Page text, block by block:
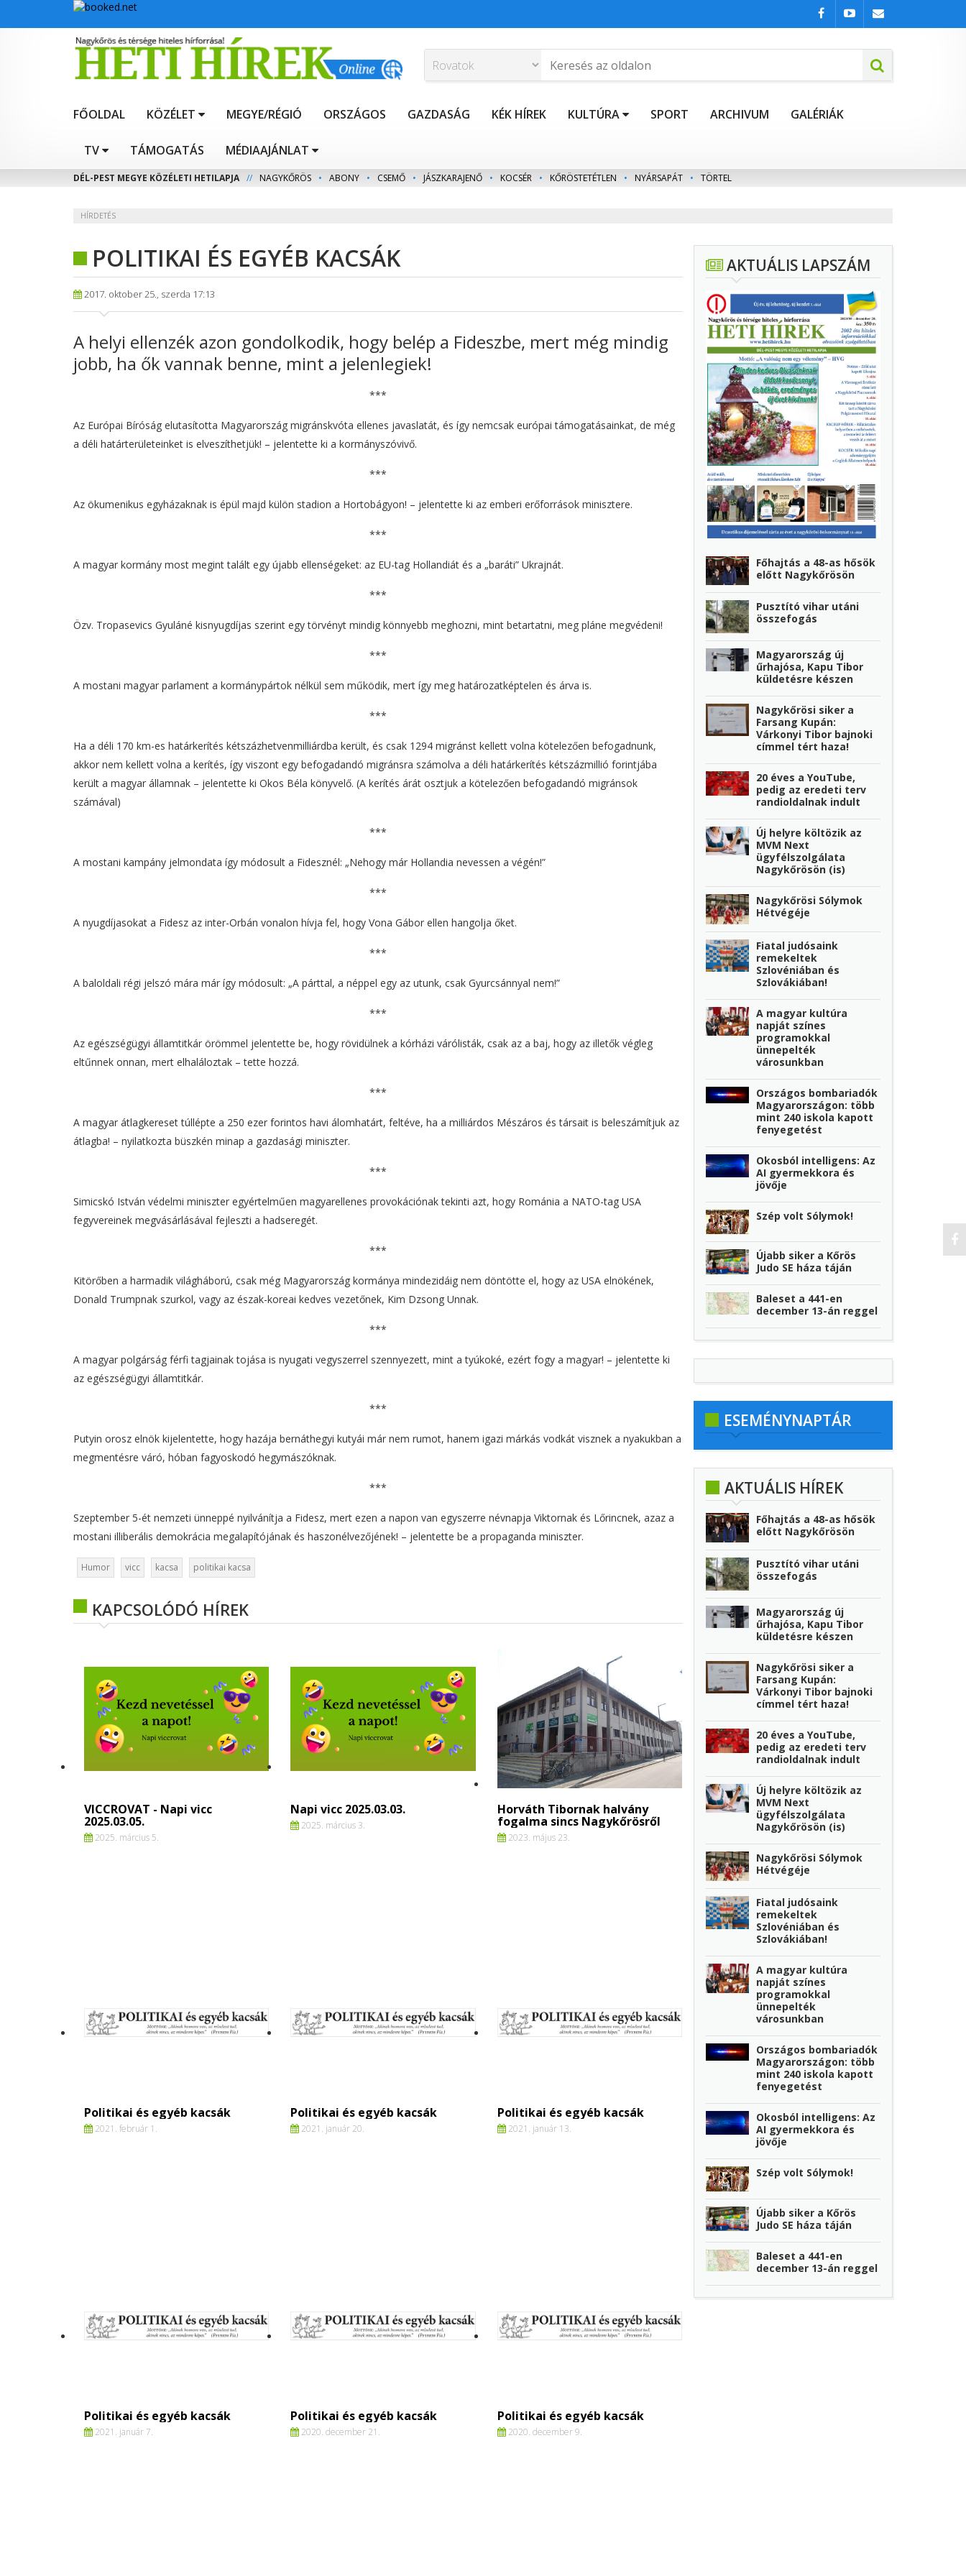
FŐOLDAL KÖZÉLET MEGYE/RÉGIÓ ORSZÁGOS GAZDASÁG KÉK HÍREK KULTÚRA SPORT ARCHIVUM GALÉRIÁK
TV TÁMOGATÁS MÉDIAAJÁNLAT
DÉL-PEST MEGYE KÖZÉLETI HETILAPJA // NAGYKŐRÖS • ABONY • CSEMŐ • JÁSZKARAJENŐ • KOCSÉR • KŐRÖSTETÉTLEN • NYÁRSAPÁT • TÖRTEL
HÍRDETÉS
POLITIKAI ÉS EGYÉB KACSÁK
2017. oktober 25., szerda 17:13
A helyi ellenzék azon gondolkodik, hogy belép a Fideszbe, mert még mindig
jobb, ha ők vannak benne, mint a jelenlegiek!
***
Az Európai Bíróság elutasította Magyarország migránskvóta ellenes javaslatát, és így nemcsak európai támogatásainkat, de még
a déli határterületeinket is elveszíthetjük! – jelentette ki a kormányszóvivő.
***
Az ökumenikus egyházaknak is épül majd külön stadion a Hortobágyon! – jelentette ki az emberi erőforrások minisztere.
***
A magyar kormány most megint talált egy újabb ellenségeket: az EU-tag Hollandiát és a „baráti” Ukrajnát.
***
Özv. Tropasevics Gyuláné kisnyugdíjas szerint egy törvényt mindig könnyebb meghozni, mint betartatni, meg pláne megvédeni!
***
A mostani magyar parlament a kormánypártok nélkül sem működik, mert így meg határozatképtelen és árva is.
***
Ha a déli 170 km-es határkerítés kétszázhetvenmilliárdba került, és csak 1294 migránst kellett volna kötelezően befogadnunk,
akkor nem kellett volna a kerítés, így viszont egy befogadandó migránsra számolva a déli határkerítés kétszázmillió forintjába
került a magyar államnak – jelentette ki Okos Béla könyvelő. (A kerítés árát osztjuk a kötelezően befogadandó migránsok
számával)
***
A mostani kampány jelmondata így módosult a Fidesznél: „Nehogy már Hollandia nevessen a végén!”
***
A nyugdíjasokat a Fidesz az inter-Orbán vonalon hívja fel, hogy Vona Gábor ellen hangolja őket.
***
A baloldali régi jelszó mára már így módosult: „A párttal, a néppel egy az utunk, csak Gyurcsánnyal nem!”
***
Az egészségügyi államtitkár örömmel jelentette be, hogy rövidülnek a kórházi várólisták, csak az a baj, hogy az illetők végleg
eltűnnek onnan, mert elhaláloztak – tette hozzá.
***
A magyar átlagkereset túllépte a 250 ezer forintos havi álomhatárt, feltéve, ha a milliárdos Mészáros és társait is beleszámítjuk az
átlagba! – nyilatkozta büszkén minap a gazdasági miniszter.
***
Simicskó István védelmi miniszter egyértelműen magyarellenes provokációnak tekinti azt, hogy Románia a NATO-tag USA
fegyvereinek megvásárlásával fejleszti a hadseregét.
***
Kitörőben a harmadik világháború, csak még Magyarország kormánya mindezidáig nem döntötte el, hogy az USA elnökének,
Donald Trumpnak szurkol, vagy az észak-koreai kedves vezetőnek, Kim Dzsong Unnak.
***
A magyar polgárság férfi tagjainak tojása is nyugati vegyszerrel szennyezett, mint a tyúkoké, ezért fogy a magyar! – jelentette ki
az egészségügyi államtitkár.
***
Putyin orosz elnök kijelentette, hogy hazája bernáthegyi kutyái már nem rumot, hanem igazi márkás vodkát visznek a nyakukban a
megmentésre váró, hóban fagyoskodó hegymászóknak.
***
Szeptember 5-ét nemzeti ünneppé nyilvánítja a Fidesz, mert ezen a napon van egyszerre névnapja Viktornak és Lőrincnek, azaz a
mostani illiberális demokrácia megalapítójának és haszonélvezőjének! – jelentette be a propaganda miniszter.
Humor vicc kacsa politikai kacsa
KAPCSOLÓDÓ HÍREK
VICCROVAT - Napi vicc
2025.03.05.
2025. március 5.
Napi vicc 2025.03.03.
2025. március 3.
Horváth Tibornak halvány
fogalma sincs Nagykőrösről
2023. május 23.
Politikai és egyéb kacsák
2021. február 1.
Politikai és egyéb kacsák
2021. január 20.
Politikai és egyéb kacsák
2021. január 13.
Politikai és egyéb kacsák
2021. január 7.
Politikai és egyéb kacsák
2020. december 21.
Politikai és egyéb kacsák
2020. december 9.
AKTUÁLIS LAPSZÁM
Főhajtás a 48-as hősök
előtt Nagykőrösön
Pusztító vihar utáni
összefogás
Magyarország új
űrhajósa, Kapu Tibor
küldetésre készen
Nagykőrösi siker a
Farsang Kupán:
Várkonyi Tibor bajnoki
címmel tért haza!
20 éves a YouTube,
pedig az eredeti terv
randioldalnak indult
Új helyre költözik az
MVM Next
ügyfélszolgálata
Nagykőrösön (is)
Nagykőrösi Sólymok
Hétvégéje
Fiatal judósaink
remekeltek
Szlovéniában és
Szlovákiában!
A magyar kultúra
napját színes
programokkal
ünnepelték
városunkban
Országos bombariadók
Magyarországon: több
mint 240 iskola kapott
fenyegetést
Okosból intelligens: Az
AI gyermekkora és
jövője
Szép volt Sólymok!
Újabb siker a Kőrös
Judo SE háza táján
Baleset a 441-en
december 13-án reggel
ESEMÉNYNAPTÁR
AKTUÁLIS HÍREK
Főhajtás a 48-as hősök
előtt Nagykőrösön
Pusztító vihar utáni
összefogás
Magyarország új
űrhajósa, Kapu Tibor
küldetésre készen
Nagykőrösi siker a
Farsang Kupán:
Várkonyi Tibor bajnoki
címmel tért haza!
20 éves a YouTube,
pedig az eredeti terv
randioldalnak indult
Új helyre költözik az
MVM Next
ügyfélszolgálata
Nagykőrösön (is)
Nagykőrösi Sólymok
Hétvégéje
Fiatal judósaink
remekeltek
Szlovéniában és
Szlovákiában!
A magyar kultúra
napját színes
programokkal
ünnepelték
városunkban
Országos bombariadók
Magyarországon: több
mint 240 iskola kapott
fenyegetést
Okosból intelligens: Az
AI gyermekkora és
jövője
Szép volt Sólymok!
Újabb siker a Kőrös
Judo SE háza táján
Baleset a 441-en
december 13-án reggel